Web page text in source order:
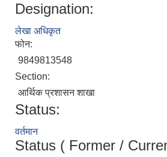
Designation:
लेखा अधिकृत
फोन:
9849813548
Section:
आर्थिक प्रशासन शाखा
Status:
वर्तमान
Status ( Former /